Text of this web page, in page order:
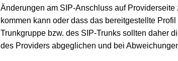
Änderungen am SIP-Anschluss auf
kommen kann oder dass das bereitgestellte
Trunkgruppe bzw. des SIP-Trunks sollten daher
des Providers abgeglichen und bei